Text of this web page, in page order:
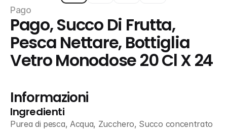
Pago
Pago, Succo Di Frutta,
Pesca Nettare, Bottiglia
Vetro Monodose 20 Cl X 24
Informazioni
Ingredienti
Purea di pesca, Acqua, Zucchero, Succo concentrato